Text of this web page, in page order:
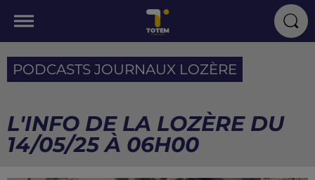
PODCASTS JOURNAUX LOZÈRE
L'INFO DE LA LOZÈRE DU
14/05/25 À 06H00